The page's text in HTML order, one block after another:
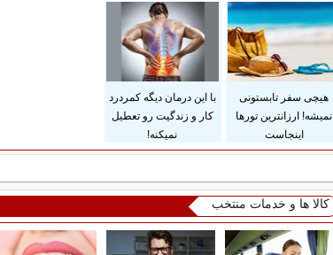
هیچی سفر تابستونی
نمیشه! ارزانترین تورها
اینجاست
با این درمان دیگه کمردرد
کار و زندگیت رو تعطیل
نمیکنه!
کالا ها و خدمات منتخب